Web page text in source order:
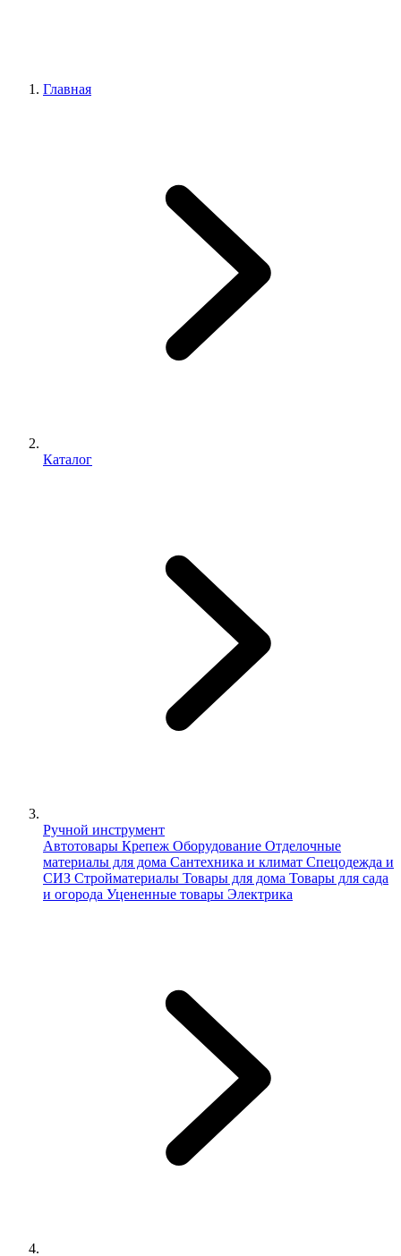
Главная
Каталог
Ручной инструмент
Автотовары Крепеж Оборудование Отделочные
материалы для дома Сантехника и климат Спецодежда и
СИЗ Стройматериалы Товары для дома Товары для сада
и огорода Уцененные товары Электрика